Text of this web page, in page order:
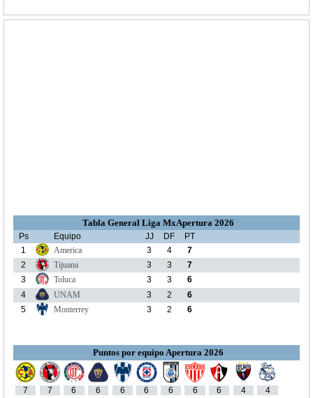
Tabla General Liga MxApertura 2026
Ps Equipo JJ DF
PT
1
America 3 4
7
2
Tijuana 3 3
7
3
Toluca 3 3
6
4
UNAM 3 2
6
5
Monterrey 3 2 6
Puntos por equipo Apertura 2026
7 7 6 6 6 6 6 6 6 4 4